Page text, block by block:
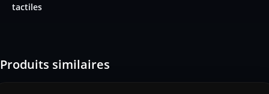
tactiles
Produits similaires